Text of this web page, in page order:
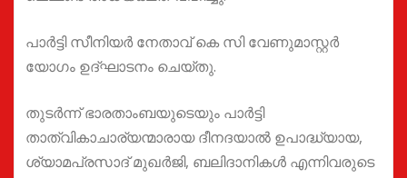
പാർട്ടി സീനിയർ നേതാവ് കെ സി വേണുമാസ്റ്റർ
യോഗം ഉദ്ഘാടനം ചെയ്തു.
തുടർന്ന് ഭാരതാംബയുടെയും പാർട്ടി
താത്വികാചാര്യന്മാരായ ദീനദയാൽ ഉപാദ്ധ്യായ,
ശ്യാമപ്രസാദ് മുഖർജി, ബലിദാനികൾ എന്നിവരുടെ